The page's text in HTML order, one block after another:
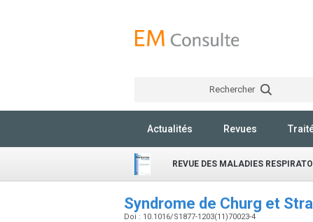
Rechercher
Actualités Revues
REVUE DES MALADIES
Syndrome de Churg et
Doi : 10.1016/S1877-1203(11)70023-4